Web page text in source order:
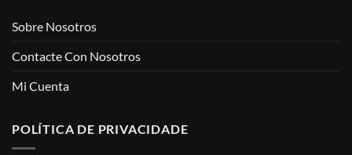
Sobre Nosotros
Contacte Con Nosotros
Mi Cuenta
POLÍTICA DE PRIVACIDADE